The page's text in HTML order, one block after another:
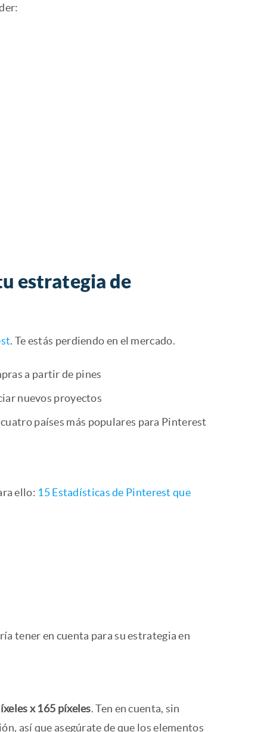
estrategia de
. Te estás perdiendo en el mercado.
a partir de pines
nuevos proyectos
países más populares para Pinterest
ello: 15 Estadísticas de Pinterest que
tener en cuenta para su estrategia en
x 165 píxeles. Ten en cuenta, sin
así que asegúrate de que los elementos